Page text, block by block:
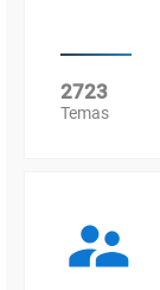
2723
Temas